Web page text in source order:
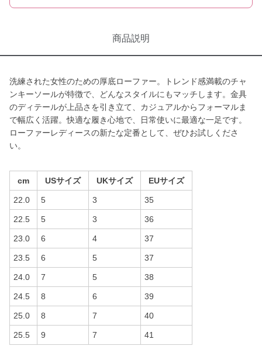
商品説明
洗練された女性のための厚底ローファー。トレンド感満載のチャ
ンキーソールが特徴で、どんなスタイルにもマッチします。金具
のディテールが上品さを引き立て、カジュアルからフォーマルま
で幅広く活躍。快適な履き心地で、日常使いに最適な一足です。
ローファーレディースの新たな定番として、ぜひお試しくださ
い。
cm USサイズ UKサイズ EUサイズ
22.0 5 3 35
22.5 5 3 36
23.0 6 4 37
23.5 6 5 37
24.0 7 5 38
24.5 8 6 39
25.0 8 7 40
25.5 9 7 41